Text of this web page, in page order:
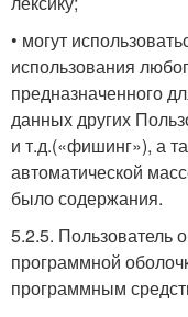
• могут
использования
предназначенного
данных других
и т.д.(«фишинг»), а
автоматической
было содержания.
5.2.5. Пользователь
программной
программным